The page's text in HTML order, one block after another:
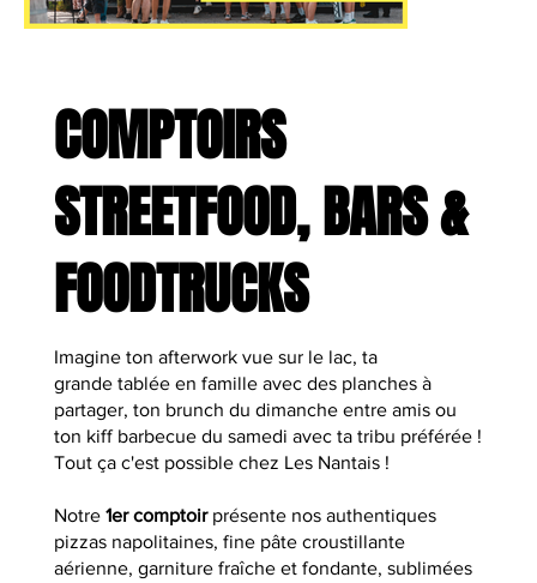
COMPTOIRS
STREETFOOD, BARS &
FOODTRUCKS
Imagine ton afterwork vue sur le lac, ta
grande tablée en famille avec des planches à
partager, ton brunch du dimanche entre amis ou
ton kiff barbecue du samedi avec ta tribu préférée !
Tout ça c'est possible chez Les Nantais !
Notre 1er comptoirprésente nos authentiques
pizzas napolitaines, fine pâte croustillante
aérienne, garniture fraîche et fondante, sublimées